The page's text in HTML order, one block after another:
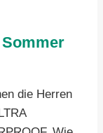
die Herren